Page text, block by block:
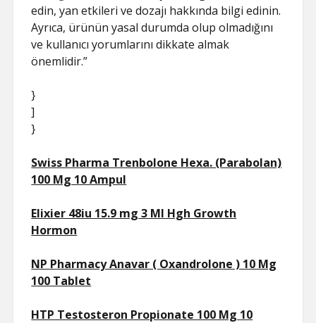
edin, yan etkileri ve dozajı hakkında bilgi edinin.
Ayrıca, ürünün yasal durumda olup olmadığını
ve kullanıcı yorumlarını dikkate almak
önemlidir.”
}
]
}
Swiss Pharma Trenbolone Hexa. (Parabolan)
100 Mg 10 Ampul
Elixier 48iu 15.9 mg 3 Ml Hgh Growth
Hormon
NP Pharmacy Anavar ( Oxandrolone ) 10 Mg
100 Tablet
HTP Testosteron Propionate 100 Mg 10